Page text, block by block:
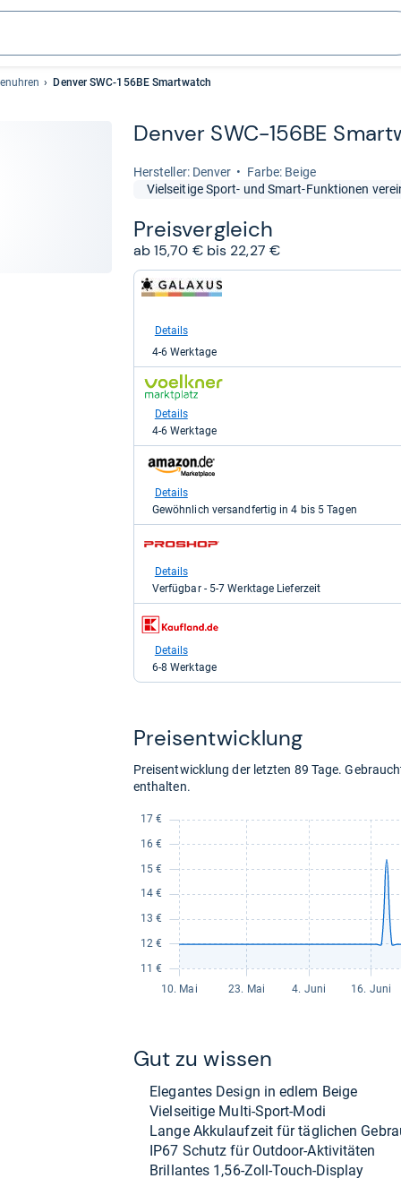
Denver SWC-156BE Smartwatch
Den­ver SWC-​156BE
Her­stel­ler: Denver
Farbe: Beige
Vielseitige Sport- und Smart-Funktionen
Preis­ver­gleich
ab 15,70 € bis 22,27 €
zum
Shop:
galaxus
15,70
kaufen.
Details
4-6 Werktage
zum
Shop:
voelkner
Marktplatz
20,99
Details
4-6 Werktage
zum
Shop:
Amazon.de
für
kaufen.
Details
Gewöhnlich versandfertig in 4 bis 5 Tagen
zum
Proshop.de
kaufen.
Details
Verfügbar - 5-7 Werktage Lieferzeit
zum
Shop:
Kaufland
für
Details
6-8 Werktage
Preis­ent­wick­lung
Preisentwicklung der letzten 89 Tage.
enthalten.
Gut zu wis­sen
Ele­gan­tes Design in edlem Beige
Viel­sei­tige Multi-​Sport-​Modi
Lange Akku­lauf­zeit für täg­li­chen
IP67 Schutz für Out­door-​Akti­vi­tä­ten
Bril­lan­tes 1,56-​Zoll-​Touch-​Dis­play